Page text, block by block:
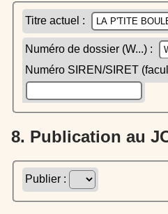
Titre actuel :
Numéro de dossier (W...) :
Numéro SIREN/SIRET
8. Publication au
Publier :